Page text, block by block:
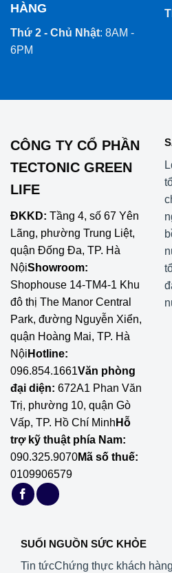
HÀNG
Thứ 2 - Chủ Nhật: 8AM -
6PM
CÔNG TY CỔ PHẦN
TECTONIC GREEN
LIFE
ĐKKD: Tầng 4, số 67 Yên
Lãng, phường Trung Liệt,
quận Đống Đa, TP. Hà
NộiShowroom:
Shophouse 14-TM4-1 Khu
đô thị The Manor Central
Park, đường Nguyễn Xiển,
quận Hoàng Mai, TP. Hà
Nội Hotline:
096.854.1661Văn phòng
đại diện: 672A1 Phan Văn
Trị, phường 10, quận Gò
Vấp, TP. Hồ Chí Minh Hỗ
trợ kỹ thuật phía Nam:
090.325.9070Mã số thuế:
0109906579
SUỐI NGUỒN SỨC KHỎE
Tin tứcChứng thực khách hàng